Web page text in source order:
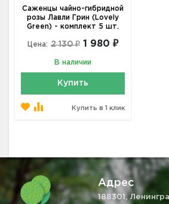
Саженцы чайно-гибридной
розы Лавли Грин (Lovely
Green) - комплект 5 шт.
Цена: 2 130 ₽ 1 980 ₽
В наличии
Купить
Купить в 1 клик
Адрес
188301,